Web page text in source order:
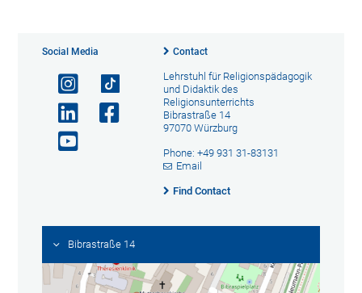
Social Media Contact
Lehrstuhl für Religionspädagogik
und Didaktik des
Religionsunterrichts
Bibrastraße 14
97070 Würzburg
Phone: +49 931 31-83131
Email
Find Contact
Bibrastraße 14